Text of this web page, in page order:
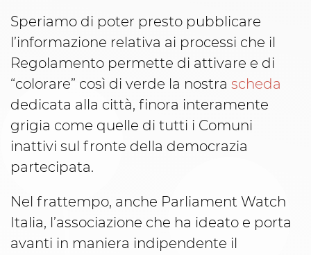
Speriamo di poter presto pubblicare
l’informazione relativa ai processi che il
Regolamento permette di attivare e di
“colorare” così di verde la nostra scheda
dedicata alla città, finora interamente
grigia come quelle di tutti i Comuni
inattivi sul fronte della democrazia
partecipata.
Nel frattempo, anche Parliament Watch
Italia, l’associazione che ha ideato e porta
avanti in maniera indipendente il